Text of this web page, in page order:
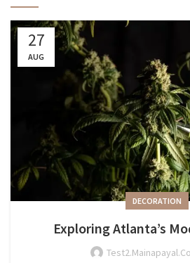
27
AUG
DECORATION
Exploring Atlanta’s